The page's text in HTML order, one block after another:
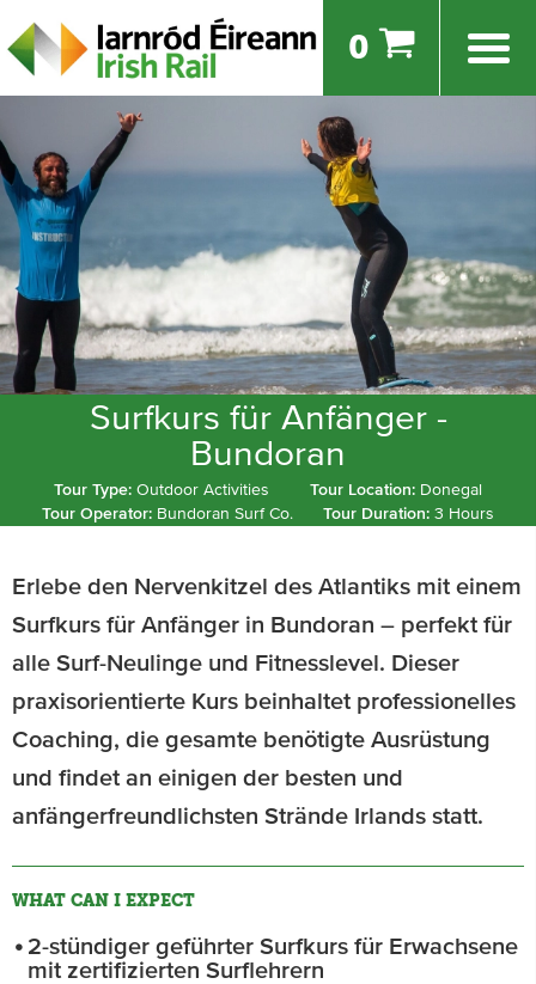
0
Surfkurs für Anfänger -
Bundoran
Tour Type: Outdoor Activities Tour Location: Donegal
Tour Operator: Bundoran Surf Co. Tour Duration: 3 Hours
Erlebe den Nervenkitzel des Atlantiks mit einem
Surfkurs für Anfänger in Bundoran – perfekt für
alle Surf-Neulinge und Fitnesslevel. Dieser
praxisorientierte Kurs beinhaltet professionelles
Coaching, die gesamte benötigte Ausrüstung
und findet an einigen der besten und
anfängerfreundlichsten Strände Irlands statt.
WHAT CAN I EXPECT
2-stündiger geführter Surfkurs für Erwachsene
mit zertifizierten Surflehrern